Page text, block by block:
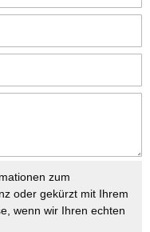
zum
oder gekürzt mit Ihrem
wenn wir Ihren echten